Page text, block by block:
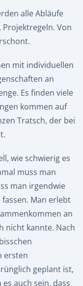
alle Abläufe
Projektregeln. Von
mit individuellen
an
Es finden viele
kommen auf
Tratsch, der bei
wie schwierig es
muss man
man irgendwie
Man erlebt
an
nicht kannte. Nach
ersten
geplant ist,
auch sein, dass